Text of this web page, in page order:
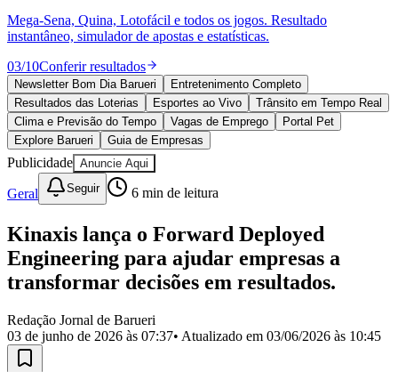
Política
Esportes
Saúde
Segurança
Cultura
Meio Ambiente
Obras
Educação
Bairros de Barueri
Selecione sua regiãoPara notícias da sua região
AldeiaAldeia da SerraAldeia de Barueri AlphavilleBairro
JubranBelvalBethavilleBoa
RegiãoCotiaCruz PretaEngenho Novo
MilitarItapeviJandira Jardim AudirJardim BelvalJardim
Mega-Sena, Quina, Lotofácil e todos os jogos. Resultado
instantâneo, simulador de apostas e estatísticas.
03/10Conferir resultados
Newsletter Bom Dia Barueri
Entretenimento Completo
Resultados das Loterias
Esportes ao Vivo
Trânsito em Tempo Real
Clima e Previsão do Tempo
Vagas de Emprego
Portal Pet
Explore Barueri
Guia de Empresas
Publicidade Anuncie Aqui
Geral Seguir 6 min de leitura
Kinaxis lança o Forward Deployed
Engineering para ajudar empresas a
transformar decisões em resultados.
Redação Jornal de Barueri
03 de junho de 2026 às 07:37• Atualizado em 03/06/2026 às 10:45